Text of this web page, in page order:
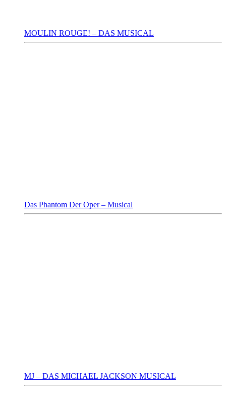
MOULIN ROUGE! – DAS MUSICAL
Das Phantom Der Oper – Musical
MJ – DAS MICHAEL JACKSON MUSICAL